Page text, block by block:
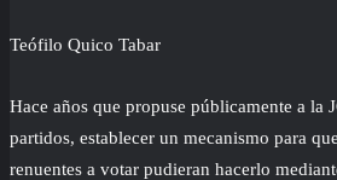
Teófilo Quico Tabar
Hace años que propuse públicamente a la
partidos, establecer un mecanismo para
renuentes a votar pudieran hacerlo